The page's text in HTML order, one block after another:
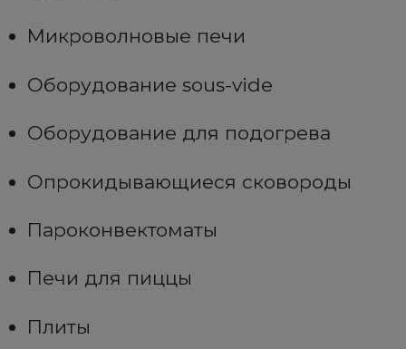
Микроволновые печи
Оборудование sous-vide
Оборудование для подогрева
Опрокидывающиеся сковороды
Пароконвектоматы
Печи для пиццы
Плиты